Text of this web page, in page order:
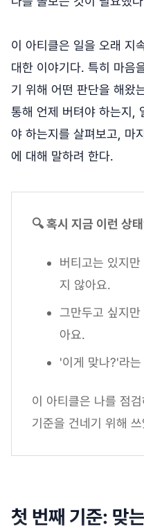
이 아티클은 일을 오래 지
대한 이야기다. 특히 마음
기 위해 어떤 판단을 해왔
통해 언제 버텨야 하는지,
야 하는지를 살펴보고, 마
에 대해 말하려 한다.
🔍 혹시 지금 이런 상
버티고는 있지
지 않아요.
그만두고 싶지
아요.
'이게 맞나?'라
이 아티클은 나를 점
기준을 건네기 위해
첫 번째 기준: 맞